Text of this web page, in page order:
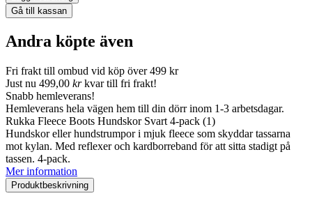
Andra köpte även
Fri frakt till ombud vid köp över 499 kr
Just nu 499,00 krkvar till fri frakt!
Snabb hemleverans!
Hemleverans hela vägen hem till din dörr inom 1-3 arbetsdagar.
Rukka Fleece Boots Hundskor Svart 4-pack (1)
Hundskor eller hundstrumpor i mjuk fleece som skyddar tassarna
mot kylan. Med reflexer och kardborreband för att sitta stadigt på
tassen. 4-pack.
Mer information
Produktbeskrivning